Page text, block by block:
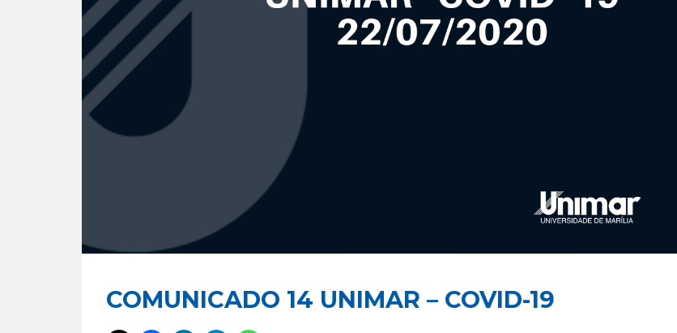
COMUNICADO 14 UNIMAR – COVID-19